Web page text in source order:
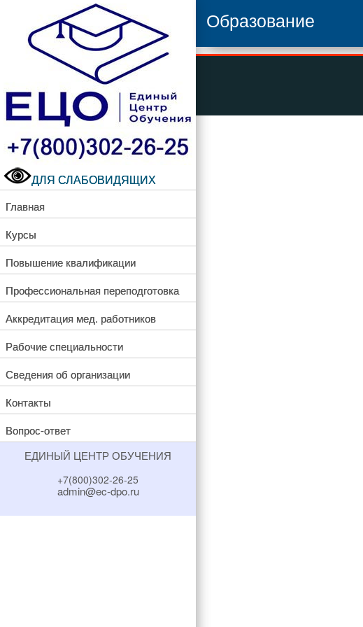
ДЛЯ СЛАБОВИДЯЩИХ
Главная
Курсы
Повышение квалификации
Профессиональная переподготовка
Аккредитация мед. работников
Рабочие специальности
Сведения об организации
Контакты
Вопрос-ответ
ЕДИНЫЙ ЦЕНТР ОБУЧЕНИЯ
+7(800)302-26-25
admin@ec-dpo.ru
Образование